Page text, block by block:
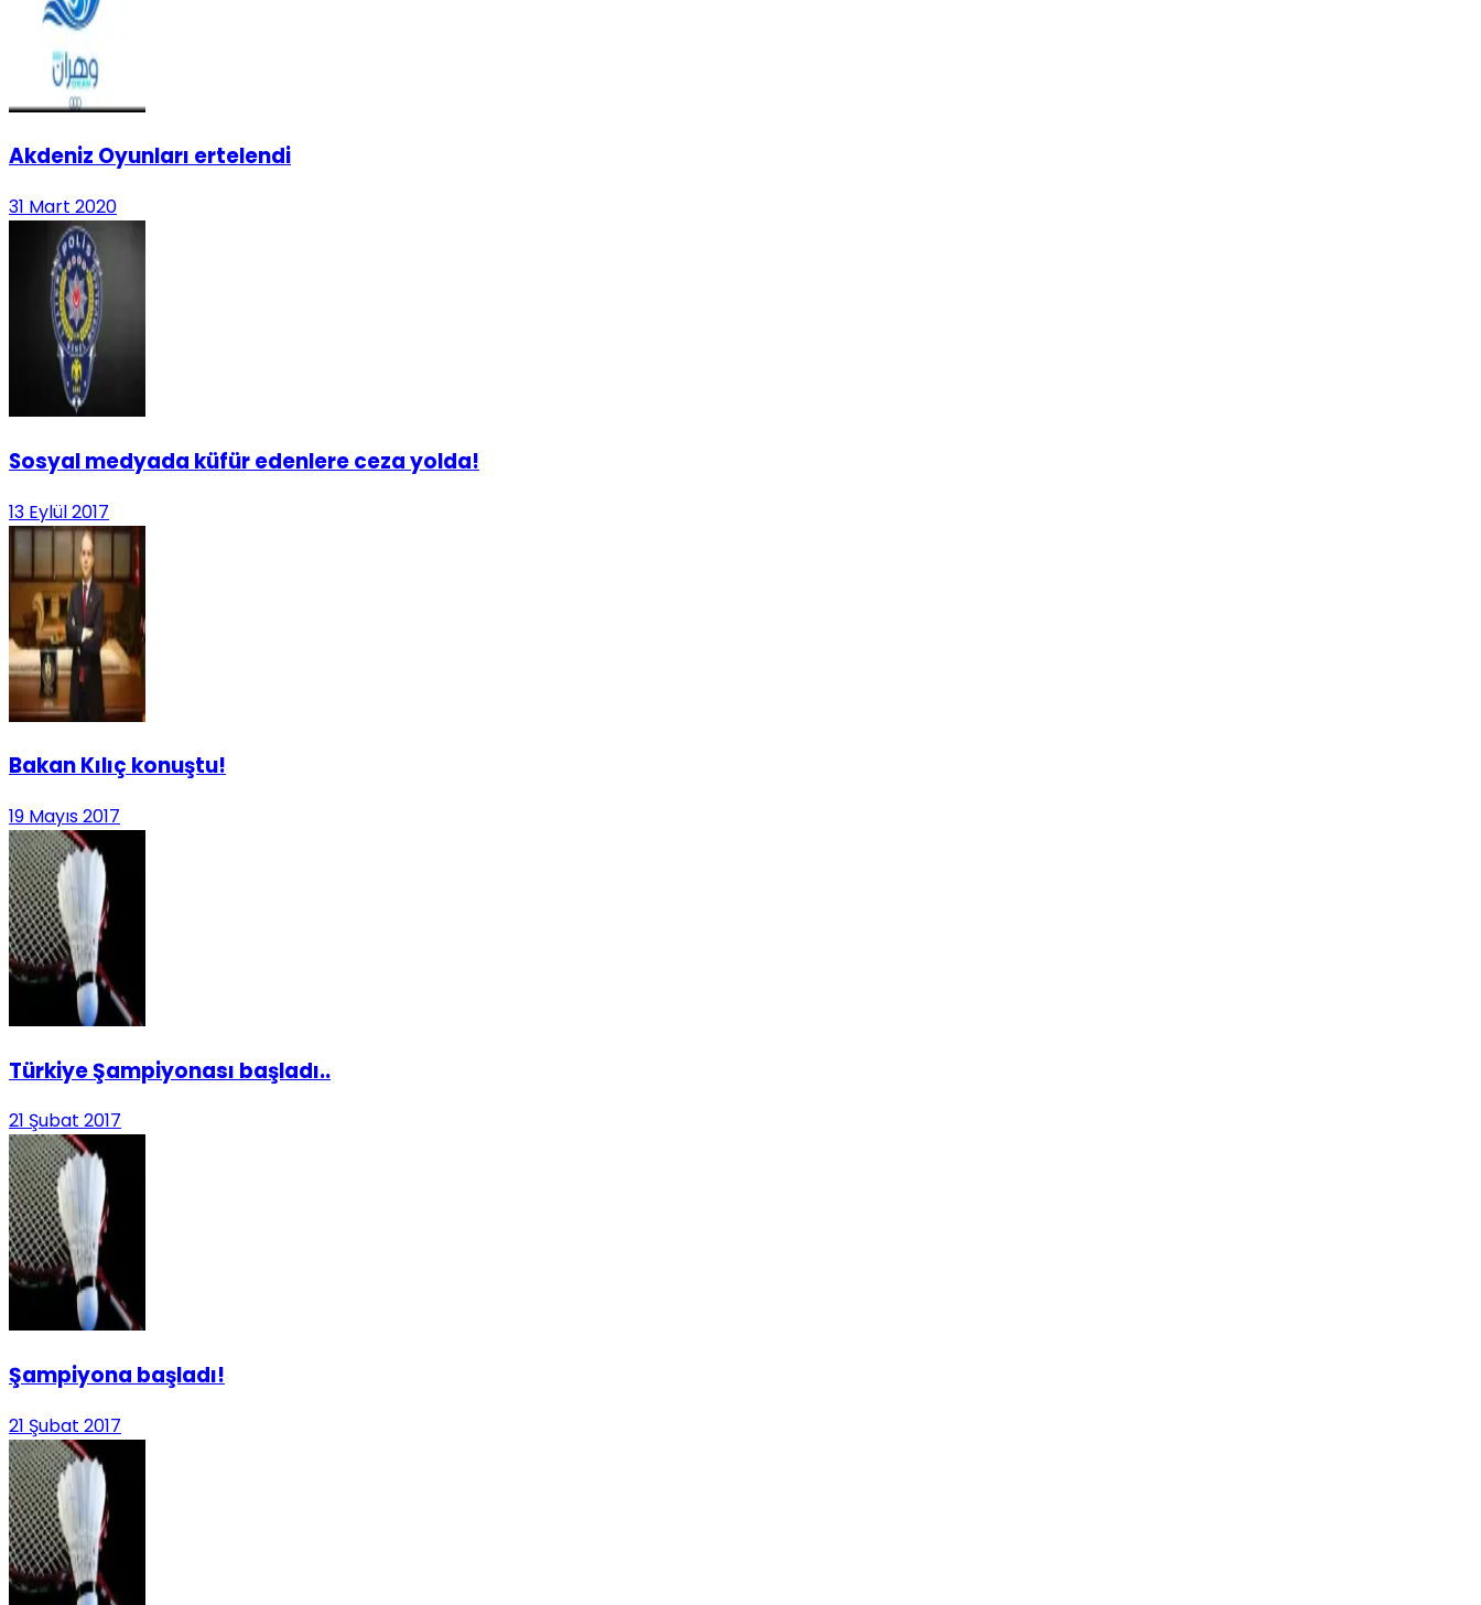
Akdeniz Oyunları ertelendi
31 Mart 2020
Sosyal medyada küfür edenlere ceza yolda!
13 Eylül 2017
Bakan Kılıç konuştu!
19 Mayıs 2017
Türkiye Şampiyonası başladı..
21 Şubat 2017
Şampiyona başladı!
21 Şubat 2017